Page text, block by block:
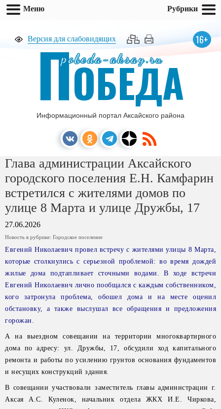
Версия для слабовидящих 16+
pobeda-aksay.ru
ПОБЕДА
Информационный портал Аксайского района
Глава администрации Аксайского
городского поселения Е.Н. Камфарин
встретился с жителями домов по
улице 8 Марта и улице Дружбы, 17
27.06.2026
Новость в рубрике: Городское поселение
Евгений Николаевич провел встречу с жителями улицы 8 Марта,
которые столкнулись с серьезной проблемой: во время дождей
жилые дома подтапливает сточными водами. В ходе встречи
Евгений Николаевич лично пообщался с каждым собственником,
кого затронула проблема, обошел дома и на месте оценил
обстановку, а также выслушал все обращения и предложения
горожан.
А на выездном совещании на территории многоквартирного
дома по адресу: ул. Дружбы, 17, обсудили ход капитального
ремонта и работы по усилению грунтов основания фундаментов
и несущих конструкций здания.
В совещании участвовали заместитель главы администрации г.
Аксая А.С. Куленок, начальник отдела ЖКХ И.Е. Чиркова,
Меню Рубрики